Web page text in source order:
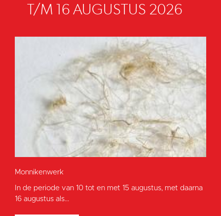
T/M 16 AUGUSTUS 2026
Monnikenwerk
In de periode van 10 tot en met 15 augustus, met daarna
16 augustus als...